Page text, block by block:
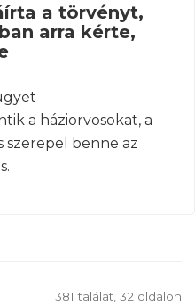
a törvényt,
arra kérte,
a háziorvosokat, a
szerepel benne az
381 találat, 32 oldalon